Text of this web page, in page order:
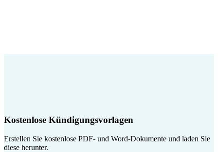
Kostenlose Kündigungsvorlagen
Erstellen Sie kostenlose PDF- und Word-Dokumente und laden Sie
diese herunter.